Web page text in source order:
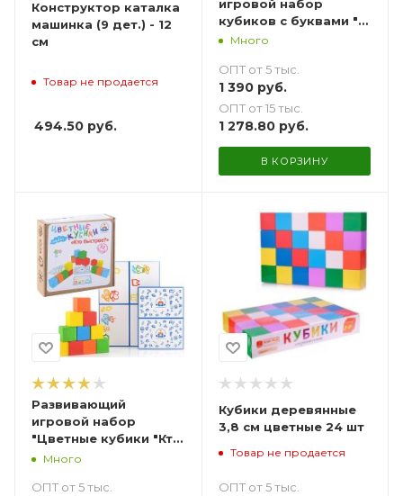
Конструктор каталка
машинка (9 дет.) - 12
см
Товар не продается
494.50 руб.
игровой набор
кубиков с буквами "Я
Читаю!" - 25 шт.
Много
ОПТ от 5 тыс.
1 390руб.
ОПТ от 15 тыс.
1 278.80руб.
В КОРЗИНУ
Развивающий
игровой набор
"Цветные кубики "Кто
быстрее?" - 20 шт.
Много
ОПТ от 5 тыс.
Кубики деревянные
3,8 см цветные 24 шт
Товар не продается
ОПТ от 5 тыс.